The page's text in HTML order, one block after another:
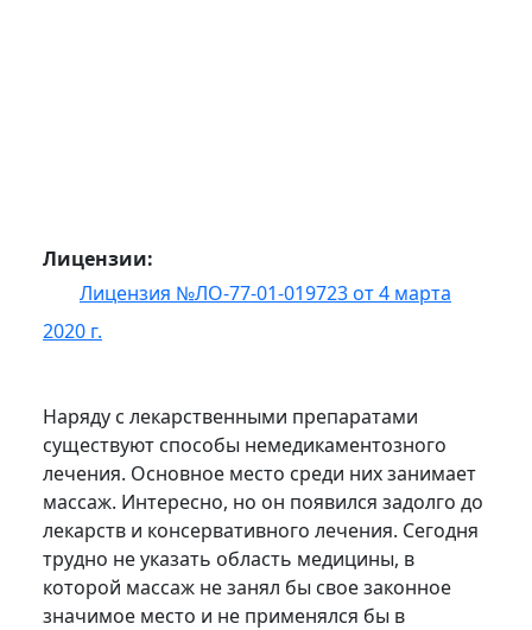
Лицензии:
Лицензия №ЛО-77-01-019723 от 4 марта
2020 г.
Наряду с лекарственными препаратами
существуют способы немедикаментозного
лечения. Основное место среди них занимает
массаж. Интересно, но он появился задолго до
лекарств и консервативного лечения. Сегодня
трудно не указать область медицины, в
которой массаж не занял бы свое законное
значимое место и не применялся бы в